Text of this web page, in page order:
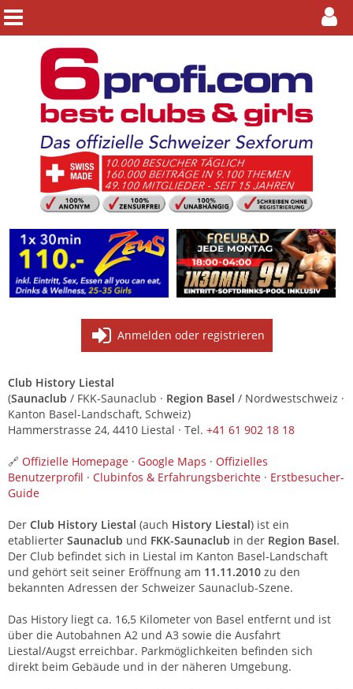
Anmelden oder registrieren
Club History Liestal
(Saunaclub / FKK-Saunaclub · Region Basel / Nordwestschweiz ·
Kanton Basel-Landschaft, Schweiz)
Hammerstrasse 24, 4410 Liestal · Tel. +41 61 902 18 18
🔗 Offizielle Homepage · Google Maps · Offizielles
Benutzerprofil · Clubinfos & Erfahrungsberichte · Erstbesucher-
Guide
Der Club History Liestal (auch History Liestal) ist ein
etablierter Saunaclub und FKK-Saunaclub in der Region Basel.
Der Club befindet sich in Liestal im Kanton Basel-Landschaft
und gehört seit seiner Eröffnung am 11.11.2010 zu den
bekannten Adressen der Schweizer Saunaclub-Szene.
Das History liegt ca. 16,5 Kilometer von Basel entfernt und ist
über die Autobahnen A2 und A3 sowie die Ausfahrt
Liestal/Augst erreichbar. Parkmöglichkeiten befinden sich
direkt beim Gebäude und in der näheren Umgebung.